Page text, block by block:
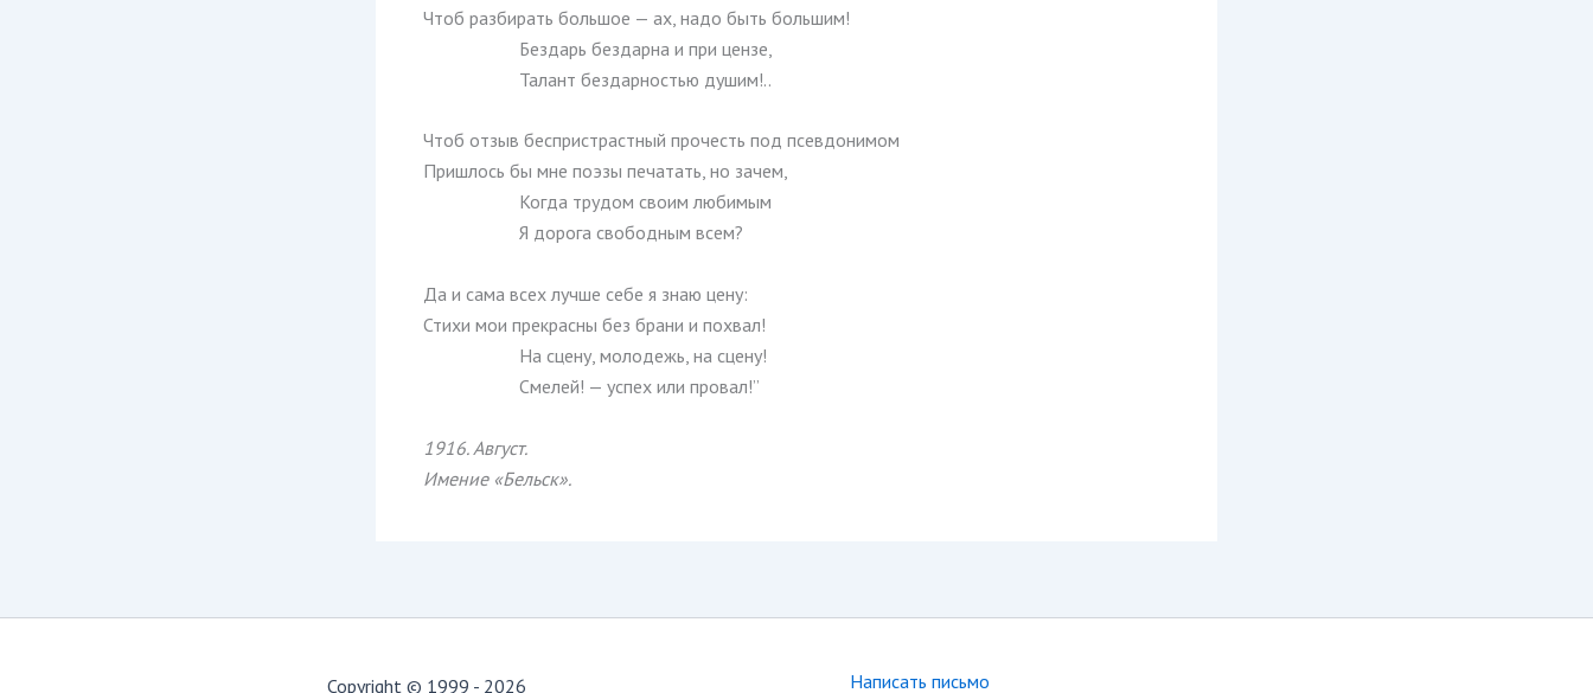
Чтоб разбирать большое — ах, надо быть большим!
Бездарь бездарна и при цензе,
Талант бездарностью душим!..
Чтоб отзыв беспристрастный прочесть под псевдонимом
Пришлось бы мне поэзы печатать, но зачем,
Когда трудом своим любимым
Я дорога свободным всем?
Да и сама всех лучше себе я знаю цену:
Стихи мои прекрасны без брани и похвал!
На сцену, молодежь, на сцену!
Смелей! — успех или провал!”
1916. Август.
Имение «Бельск».
Copyright © 1999 - 2026 Написать письмо